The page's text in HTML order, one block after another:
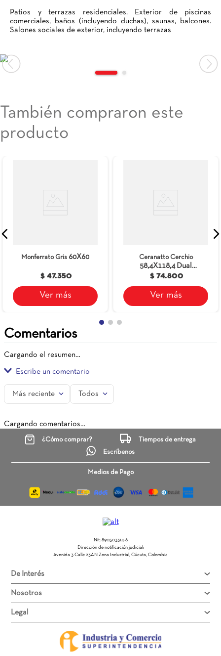
Patios y terrazas residenciales. Exterior de piscinas
comerciales, baños (incluyendo duchas), saunas, balcones.
Salones sociales de exterior, incluyendo terrazas
También compraron este
producto
Monferrato Gris 60X60
$ 47.350
Ver más
Ceranatto Cerchio
58,4X118,4 Dual
Rectificado
$ 74.800
Ver más
Comentarios
Cargando el resumen…
Escribe un comentario
Califica el producto de 1 a 5 estrellas
★★
Escribe un comentario
Más reciente Todos
Cargando comentarios…
¿Cómo comprar?
Tiempos de entrega
Escríbenos
Medios de Pago
Nit: 890503314-6
Dirección de notificación judicial:
Avenida 3 Calle 23AN Zona Industrial, Cúcuta, Colombia
De Interés
Nosotros
Legal